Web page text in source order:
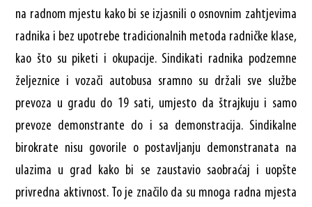
na radnom mjestu kako bi se izjasnili o osnovnim zahtjevima
radnika i bez upotrebe tradicionalnih metoda radničke klase,
kao što su piketi i okupacije. Sindikati radnika podzemne
željeznice i vozači autobusa sramno su držali sve službe
prevoza u gradu do 19 sati, umjesto da štrajkuju i samo
prevoze demonstrante do i sa demonstracija. Sindikalne
birokrate nisu govorile o postavljanju demonstranata na
ulazima u grad kako bi se zaustavio saobraćaj i uopšte
privredna aktivnost. To je značilo da su mnoga radna mjesta